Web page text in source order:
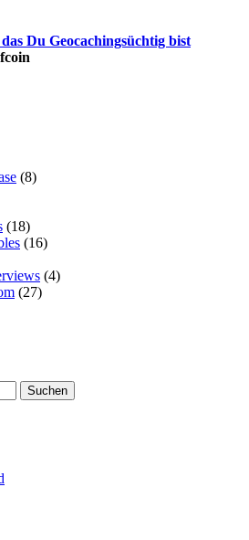
Du Geocachingsüchtig bist
(8)
(18)
(16)
(4)
(27)